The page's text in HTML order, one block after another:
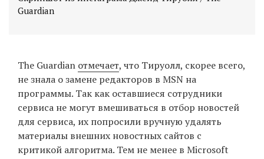
Guardian
The Guardian отмечает, что Тируолл, скорее всего,
не знала о замене редакторов в MSN на
программы. Так как оставшиеся сотрудники
сервиса не могут вмешиваться в отбор новостей
для сервиса, их попросили вручную удалять
материалы внешних новостных сайтов с
критикой алгоритма. Тем не менее в Microsoft